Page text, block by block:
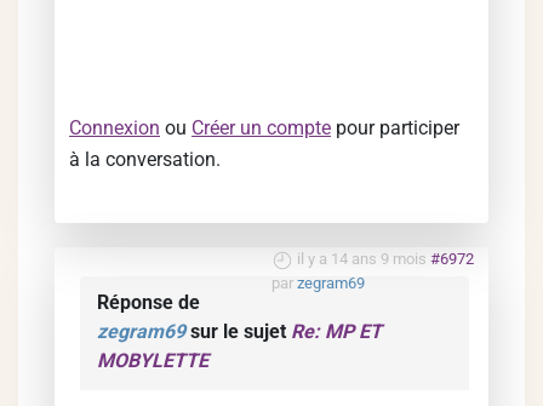
Connexion ou Créer un compte pour participer
à la conversation.
il y a 14 ans 9 mois #6972
par zegram69
Réponse de
zegram69sur le sujet Re: MP ET
MOBYLETTE